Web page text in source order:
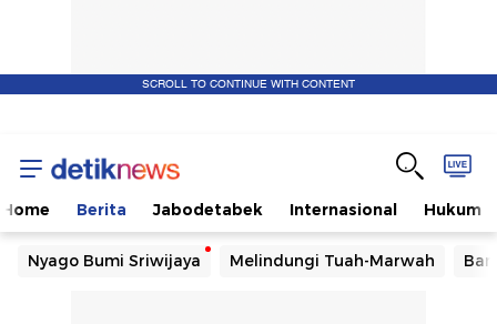
SCROLL TO CONTINUE WITH CONTENT
Home Berita Jabodetabek Internasional Hukum
Nyago Bumi Sriwijaya Melindungi Tuah-Marwah